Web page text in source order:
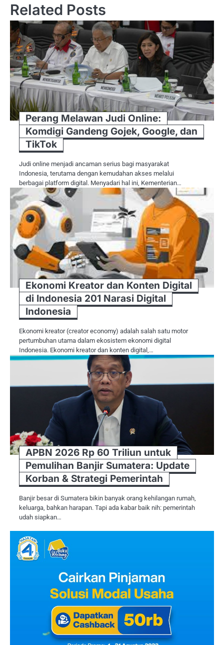
Related Posts
Perang Melawan Judi Online:
Komdigi Gandeng Gojek, Google, dan
TikTok
Judi online menjadi ancaman serius bagi masyarakat
Indonesia, terutama dengan kemudahan akses melalui
berbagai platform digital. Menyadari hal ini, Kementerian…
Ekonomi Kreator dan Konten Digital
di Indonesia 201 Narasi Digital
Indonesia
Ekonomi kreator (creator economy) adalah salah satu motor
pertumbuhan utama dalam ekosistem ekonomi digital
Indonesia. Ekonomi kreator dan konten digital,…
APBN 2026 Rp 60 Triliun untuk
Pemulihan Banjir Sumatera: Update
Korban & Strategi Pemerintah
Banjir besar di Sumatera bikin banyak orang kehilangan rumah,
keluarga, bahkan harapan. Tapi ada kabar baik nih: pemerintah
udah siapkan…